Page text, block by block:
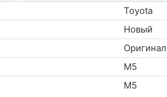
Toyota
Новый
Оригинал
M5
M5